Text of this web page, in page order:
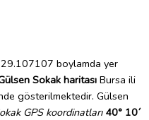
boylamda yer
Sokak haritasıBursa ili
gösterilmektedir. Gülsen
GPS koordinatları 40° 10´